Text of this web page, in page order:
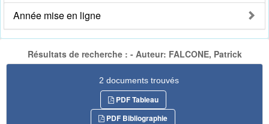
Année mise en ligne
Résultats de recherche : - Auteur: FALCONE, Patrick
2 documents trouvés
PDF Tableau
PDF Bibliographie